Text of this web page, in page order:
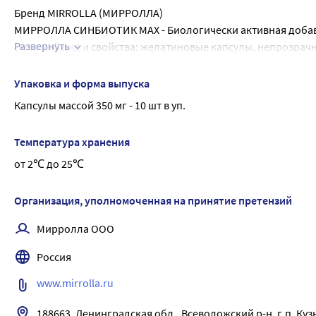
Бренд MIRROLLA (МИРРОЛЛА)
МИРРОЛЛА СИНБИОТИК МАХ - Биологически активная
Внешний вид и свойства: желатиновые капсулы,
-Восстановление структуры
-Укрепление функций организма
Содержание пробиотических микроорганизмов (КОЕ/капс,
Развернуть
Упаковка и форма выпуска
Капсулы массой 350 мг - 10 шт в уп.
Температура хранения
от 2℃ до 25℃
Организация, уполномоченная на принятие претензий
Мирролла ООО
Россия
www.mirrolla.ru